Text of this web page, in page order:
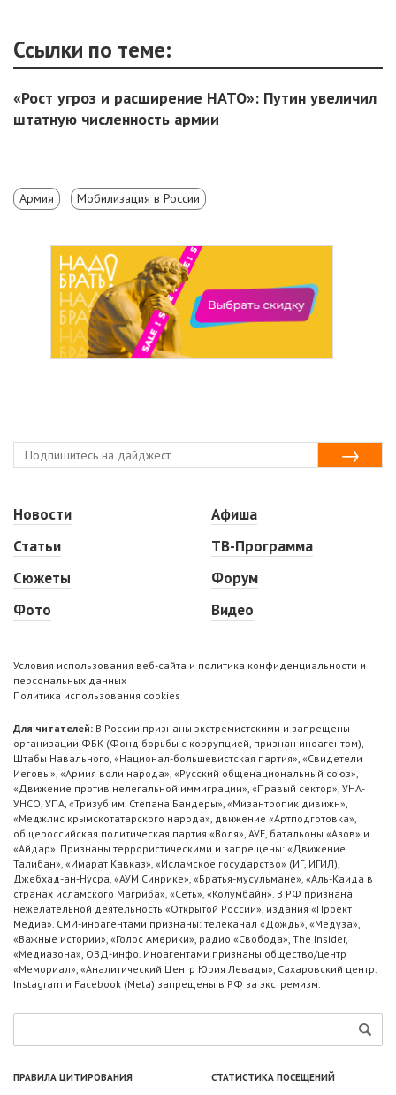
Ссылки по теме:
«Рост угроз и расширение НАТО»: Путин увеличил
штатную численность армии
Армия Мобилизация в России
Новости
Статьи
Сюжеты
Фото
Афиша
ТВ-Программа
Форум
Видео
Условия использования веб-сайта и политика конфиденциальности и
персональных данных
Политика использования cookies
Для читателей: В России признаны экстремистскими и запрещены
организации ФБК (Фонд борьбы с коррупцией, признан иноагентом),
Штабы Навального, «Национал-большевистская партия», «Свидетели
Иеговы», «Армия воли народа», «Русский общенациональный союз»,
«Движение против нелегальной иммиграции», «Правый сектор», УНА-
УНСО, УПА, «Тризуб им. Степана Бандеры», «Мизантропик дивижн»,
«Меджлис крымскотатарского народа», движение «Артподготовка»,
общероссийская политическая партия «Воля», АУЕ, батальоны «Азов» и
«Айдар». Признаны террористическими и запрещены: «Движение
Талибан», «Имарат Кавказ», «Исламское государство» (ИГ, ИГИЛ),
Джебхад-ан-Нусра, «АУМ Синрике», «Братья-мусульмане», «Аль-Каида в
странах исламского Магриба», «Сеть», «Колумбайн». В РФ признана
нежелательной деятельность «Открытой России», издания «Проект
Медиа». СМИ-иноагентами признаны: телеканал «Дождь», «Медуза»,
«Важные истории», «Голос Америки», радио «Свобода», The Insider,
«Медиазона», ОВД-инфо. Иноагентами признаны общество/центр
«Мемориал», «Аналитический Центр Юрия Левады», Сахаровский центр.
Instagram и Facebook (Metа) запрещены в РФ за экстремизм.
ПРАВИЛА ЦИТИРОВАНИЯ СТАТИСТИКА ПОСЕЩЕНИЙ